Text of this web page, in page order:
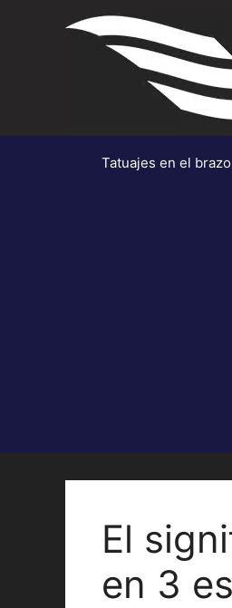
Tatuajes en el brazo
El
en 3